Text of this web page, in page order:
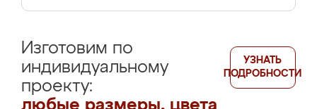
Изготовим по
индивидуальному
проекту:
любые размеры, цвета
УЗНАТЬ
ПОДРОБНОСТИ